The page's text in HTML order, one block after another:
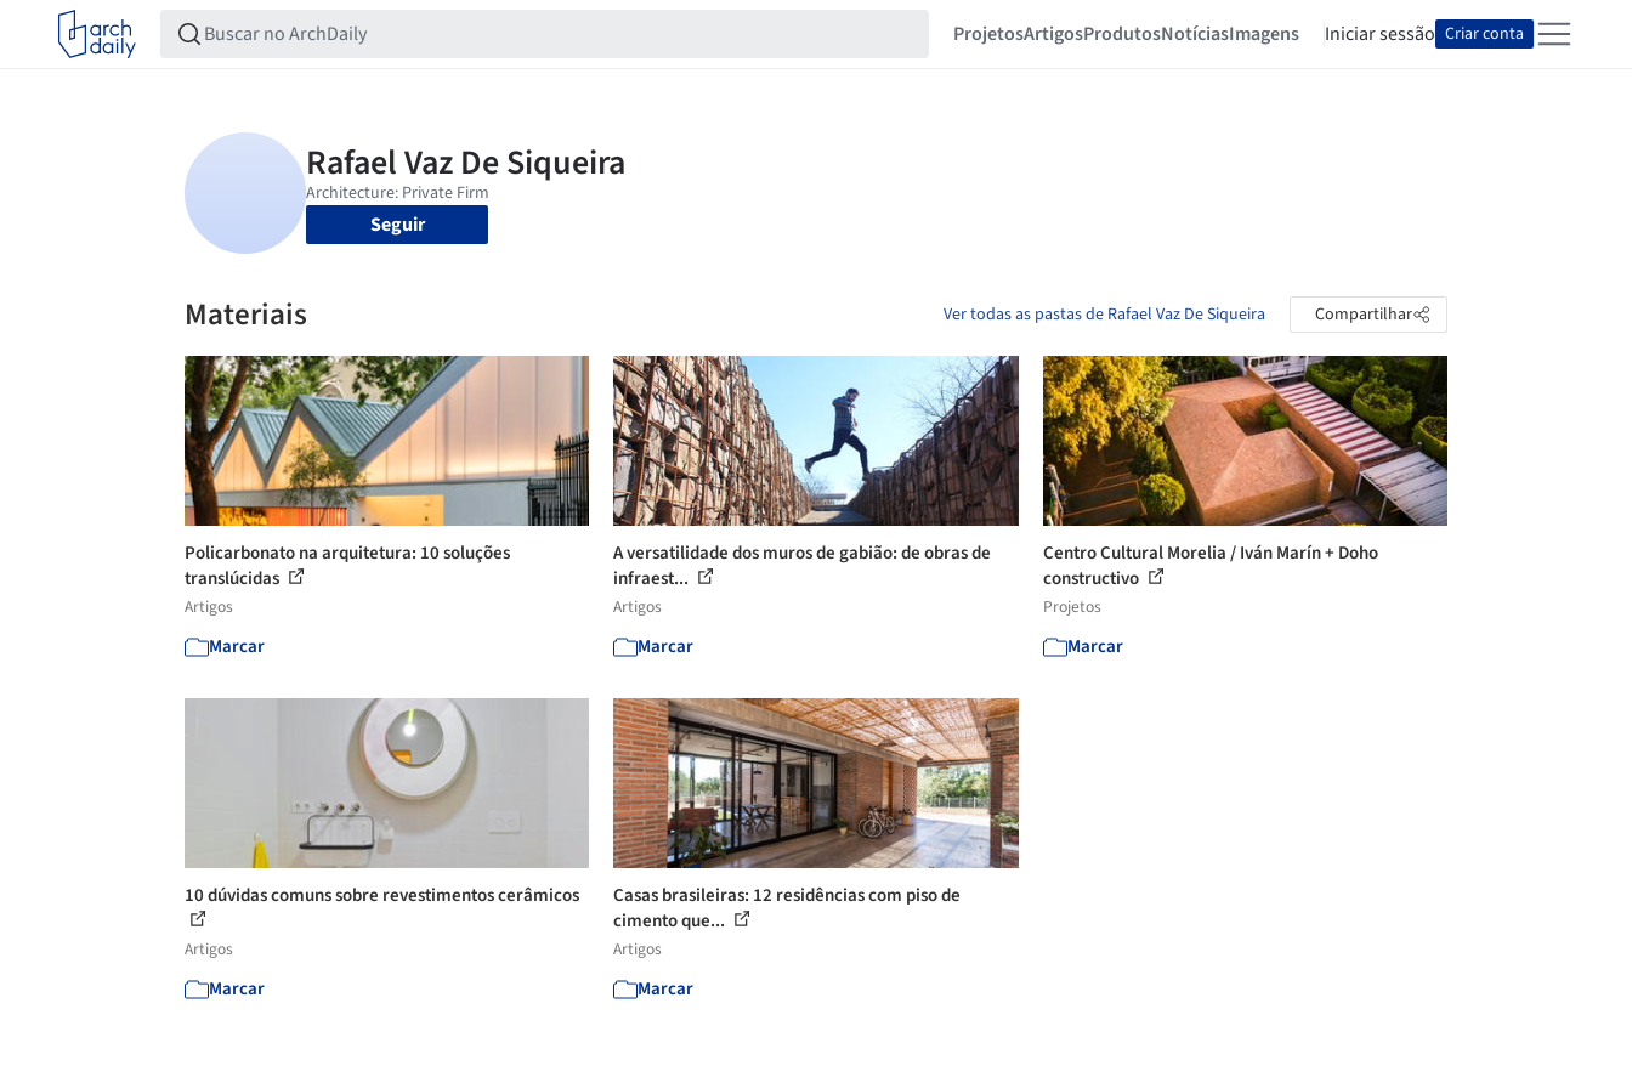
ProjetosArtigosProdutosNotíciasImagens Iniciar sessão Criar conta
Seguir
Materiais Ver todas as pastas de Rafael Vaz De Siqueira Compartilhar
Policarbonato na arquitetura: 10 soluções
translúcidas
Artigos
Marcar
A versatilidade dos muros de gabião: de obras de
infraest...
Artigos
Marcar
Centro Cultural Morelia / Iván Marín + Doho
constructivo
Projetos
Marcar
10 dúvidas comuns sobre revestimentos cerâmicos
Artigos
Marcar
Casas brasileiras: 12 residências com piso de
cimento que...
Artigos
Marcar